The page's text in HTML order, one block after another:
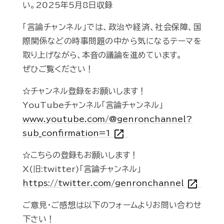
い。2025年5月8日収録
「言論チャンネル」では、政治や経済、社会保障、国
際関係などの時事問題の中から気になるテーマを
取り上げながら、本音の議論を進めています。
ぜひご覧ください！
☆チャンネル登録をお願いします！
YouTubeチャンネル「言論チャンネル」
www.youtube.com/@genronchannel?
sub_confirmation=1 open_in_new
☆こちらの登録もお願いします！
X(旧:twitter)「言論チャンネル」
https://twitter.com/genronchannel open_in_new
ご意見・ご感想は以下のフォームよりお問い合わせ
下さい！